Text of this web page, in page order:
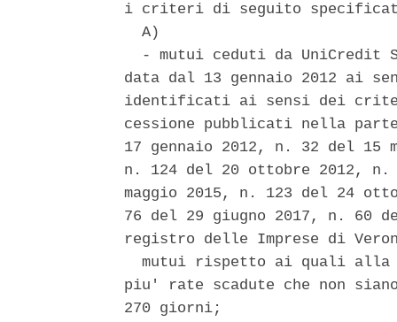
i criteri di seguito
  A)
- mutui ceduti da UniCredit
data dal 13 gennaio 2012 ai
identificati ai sensi dei
cessione pubblicati nella
17 gennaio 2012, n. 32 del 15
n. 124 del 20 ottobre 2012,
maggio 2015, n. 123 del 24
76 del 29 giugno 2017, n. 60
registro delle Imprese di
mutui rispetto ai quali
piu' rate scadute che non
270 giorni;